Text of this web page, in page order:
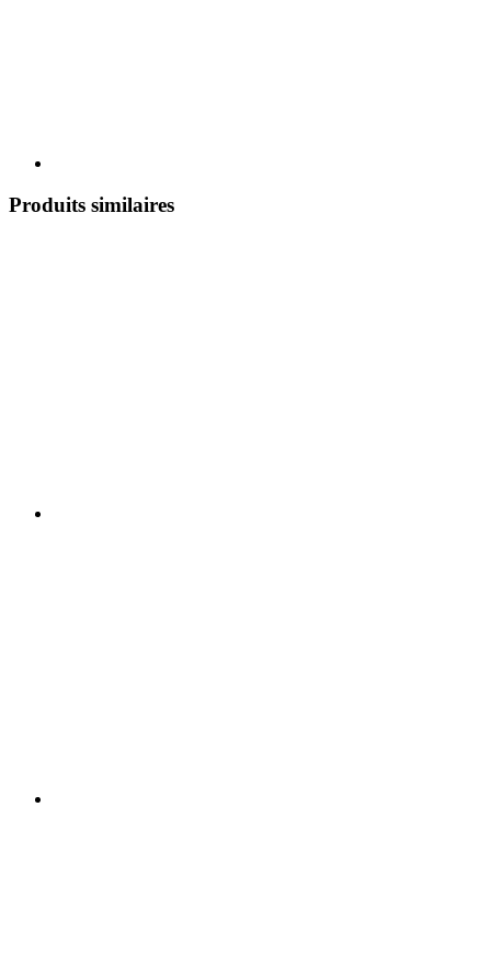
Produits similaires